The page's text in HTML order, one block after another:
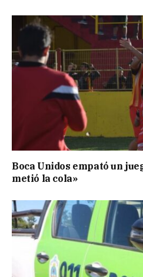
Boca Unidos empató un
metió la cola»